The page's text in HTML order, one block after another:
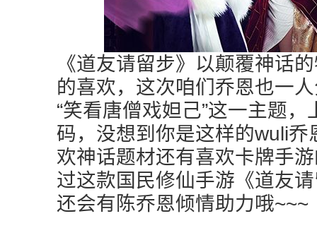
《道友请留步》以颠覆神话
的喜欢，这次咱们乔恩也一
“笑看唐僧戏妲己”这一主题，
码，没想到你是这样的wuli乔
欢神话题材还有喜欢卡牌手
过这款国民修仙手游《道友
还会有陈乔恩倾情助力哦~~~